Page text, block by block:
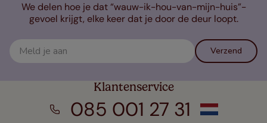
We delen hoe je dat “wauw-ik-hou-van-mijn-huis”-
gevoel krijgt, elke keer dat je door de deur loopt.
Verzend
Klantenservice
085 001 27 31